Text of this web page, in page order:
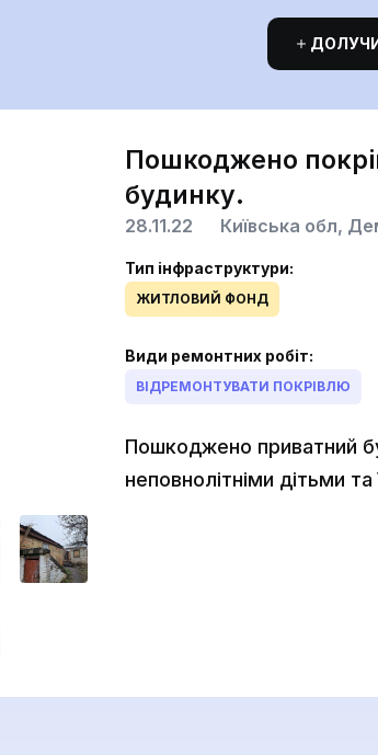
Пошкоджено
будинку.
28.11.22 Київська обл,
Тип інфраструктури:
ЖИТЛОВИЙ ФОНД
Види ремонтних робіт:
ВІДРЕМОНТУВАТИ ПОКРІВЛЮ
Пошкоджено приватний
неповнолітніми дітьми